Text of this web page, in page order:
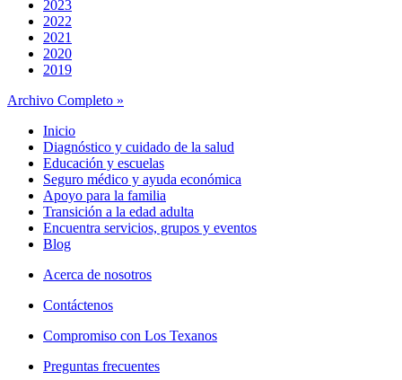
2023
2022
2021
2020
2019
Archivo Completo »
Inicio
Diagnóstico y cuidado de la salud
Educación y escuelas
Seguro médico y ayuda económica
Apoyo para la familia
Transición a la edad adulta
Encuentra servicios, grupos y eventos
Blog
Acerca de nosotros
Contáctenos
Compromiso con Los Texanos
Preguntas frecuentes